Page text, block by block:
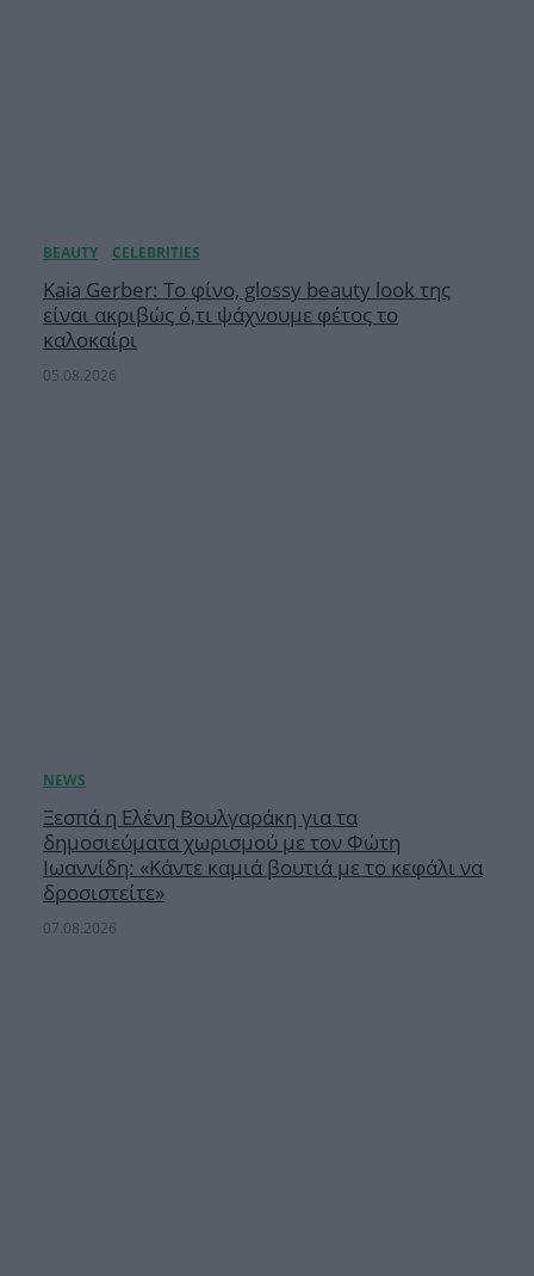
Κaia Gerber: Το φίνο, glossy beauty look της
είναι ακριβώς ό,τι ψάχνουμε φέτος το
καλοκαίρι
05.08.2026
Ξεσπά η Ελένη Βουλγαράκη για τα
δημοσιεύματα χωρισμού με τον Φώτη
Ιωαννίδη: «Κάντε καμιά βουτιά με το κεφάλι να
δροσιστείτε»
07.08.2026